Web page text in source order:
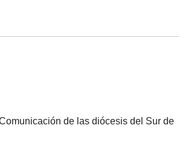
de las diócesis del Sur de